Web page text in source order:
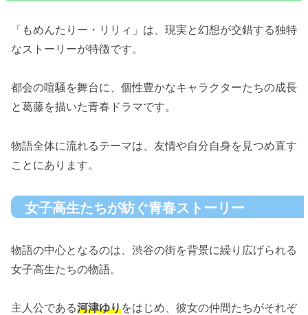
「もめんたりー・リリィ」は、現実と幻想が交錯する独特
なストーリーが特徴です。
都会の喧騒を舞台に、個性豊かなキャラクターたちの成長
と葛藤を描いた青春ドラマです。
物語全体に流れるテーマは、友情や自分自身を見つめ直す
ことにあります。
女子高生たちが紡ぐ青春ストーリー
物語の中心となるのは、渋谷の街を背景に繰り広げられる
女子高生たちの物語。
主人公である河津ゆりをはじめ、彼女の仲間たちがそれぞ